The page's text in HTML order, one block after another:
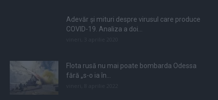
Adevăr și mituri despre virusul care produce
COVID-19. Analiza a doi...
Flota rusă nu mai poate bombarda Odessa
fără „s-o ia în...